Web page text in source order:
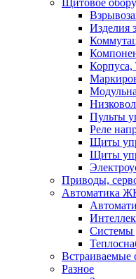
Щитовое
Изделия
Пульты
Реле
Щиты
Щиты
Приводы,
Автоматика
Системы
Встраиваемые
Разное